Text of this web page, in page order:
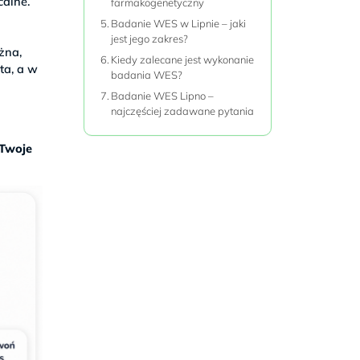
a w
Badanie WES w Lipnie – jaki
jest jego zakres?
Kiedy zalecane jest wykonanie
badania WES?
Badanie WES Lipno –
najczęściej zadawane pytania